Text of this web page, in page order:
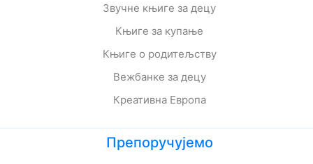
Звучне књиге за децу
Књиге за купање
Књиге о родитељству
Вежбанке за децу
Креативна Европа
Препоручујемо